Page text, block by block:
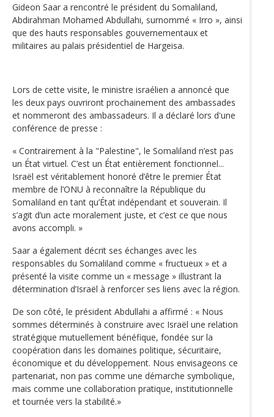
Gideon Saar a rencontré le président du Somaliland,
Abdirahman Mohamed Abdullahi, surnommé « Irro », ainsi
que des hauts responsables gouvernementaux et
militaires au palais présidentiel de Hargeisa.
Lors de cette visite, le ministre israélien a annoncé que
les deux pays ouvriront prochainement des ambassades
et nommeront des ambassadeurs. Il a déclaré lors d'une
conférence de presse :
« Contrairement à la "Palestine", le Somaliland n’est pas
un État virtuel. C’est un État entièrement fonctionnel...
Israël est véritablement honoré d’être le premier État
membre de l’ONU à reconnaître la République du
Somaliland en tant qu’État indépendant et souverain. Il
s’agit d’un acte moralement juste, et c’est ce que nous
avons accompli. »
Saar a également décrit ses échanges avec les
responsables du Somaliland comme « fructueux » et a
présenté la visite comme un « message » illustrant la
détermination d’Israël à renforcer ses liens avec la région.
De son côté, le président Abdullahi a affirmé : « Nous
sommes déterminés à construire avec Israël une relation
stratégique mutuellement bénéfique, fondée sur la
coopération dans les domaines politique, sécuritaire,
économique et du développement. Nous envisageons ce
partenariat, non pas comme une démarche symbolique,
mais comme une collaboration pratique, institutionnelle
et tournée vers la stabilité.»